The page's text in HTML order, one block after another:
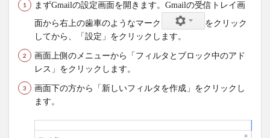
まずGmailの設定画面を開きます。Gmailの受信トレイ画
面から右上の歯車のようなマーク
をクリック
してから、「設定」をクリックします。
画面上側のメニューから「フィルタとブロック中のアド
レス」をクリックします。
画面下の方から「新しいフィルタを作成」をクリックし
ます。